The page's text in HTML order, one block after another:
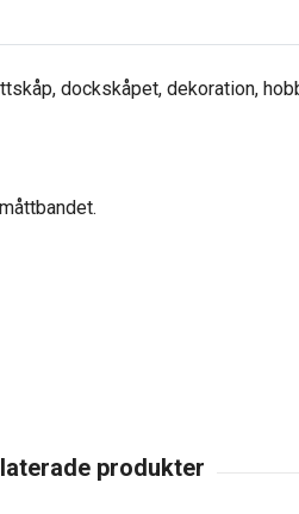
dockskåpet, dekoration,